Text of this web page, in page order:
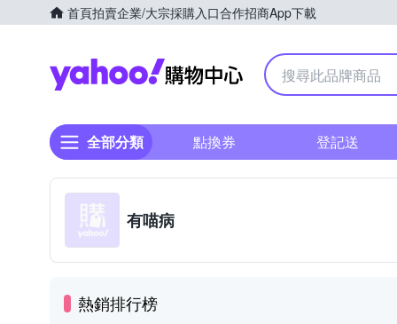
首頁拍賣企業/大宗採購入口合作招商App下載
Yahoo購物中心
全部分類 點換券 登記送
有喵病
熱銷排行榜